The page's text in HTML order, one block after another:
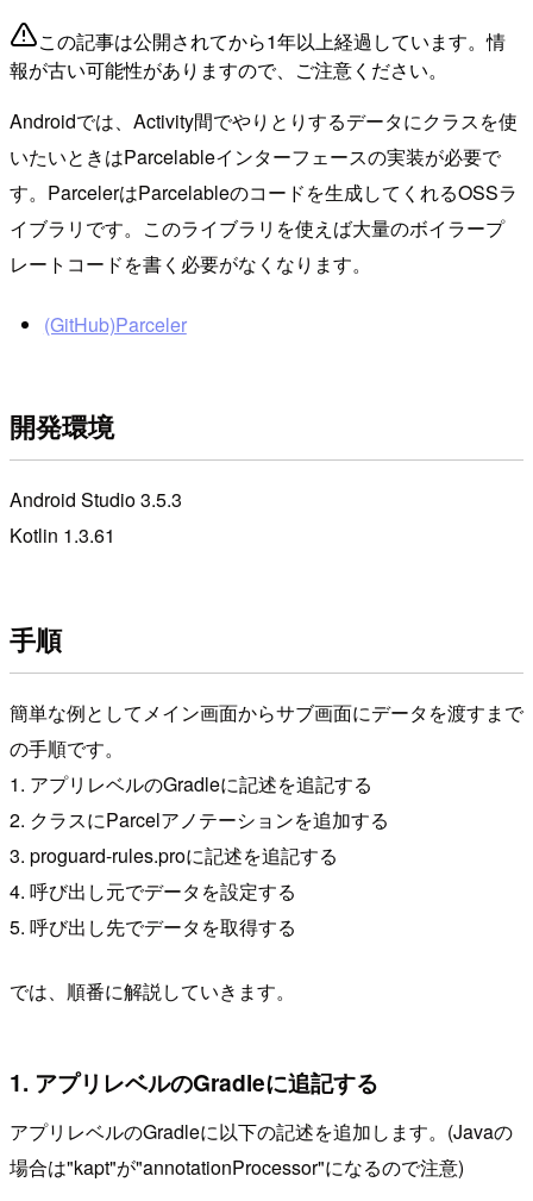
この記事は公開されてから1年以上経過しています。情
報が古い可能性がありますので、ご注意ください。
Androidでは、Activity間でやりとりするデータにクラスを使
いたいときはParcelableインターフェースの実装が必要で
す。ParcelerはParcelableのコードを生成してくれるOSSラ
イブラリです。このライブラリを使えば大量のボイラープ
レートコードを書く必要がなくなります。
(GitHub)Parceler
開発環境
Android Studio 3.5.3
Kotlin 1.3.61
手順
簡単な例としてメイン画面からサブ画面にデータを渡すまで
の手順です。
1. アプリレベルのGradleに記述を追記する
2. クラスにParcelアノテーションを追加する
3. proguard-rules.proに記述を追記する
4. 呼び出し元でデータを設定する
5. 呼び出し先でデータを取得する
では、順番に解説していきます。
1. アプリレベルのGradleに追記する
アプリレベルのGradleに以下の記述を追加します。(Javaの
場合は"kapt"が"annotationProcessor"になるので注意)